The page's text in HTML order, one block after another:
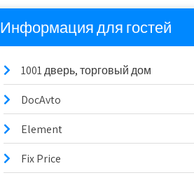
Информация для гостей
1001 дверь, торговый дом
DocAvto
Element
Fix Price